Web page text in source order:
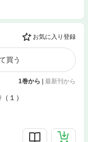
お気に入り登録
買う
1巻から | 最新刊から
１）